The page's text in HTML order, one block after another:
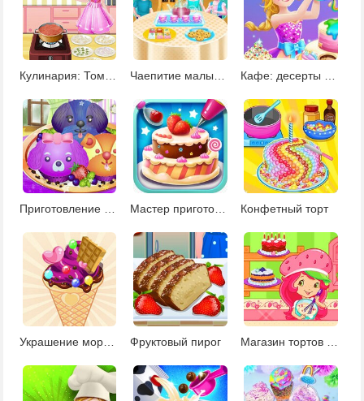
Мастер приготовления тортов Конфетный торт
Украшение мороженого Фруктовый пирог